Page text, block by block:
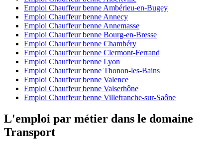
Emploi Chauffeur benne Ambérieu-en-Bugey
Emploi Chauffeur benne Annecy
Emploi Chauffeur benne Annemasse
Emploi Chauffeur benne Bourg-en-Bresse
Emploi Chauffeur benne Chambéry
Emploi Chauffeur benne Clermont-Ferrand
Emploi Chauffeur benne Lyon
Emploi Chauffeur benne Thonon-les-Bains
Emploi Chauffeur benne Valence
Emploi Chauffeur benne Valserhône
Emploi Chauffeur benne Villefranche-sur-Saône
L'emploi par métier dans le domaine
Transport